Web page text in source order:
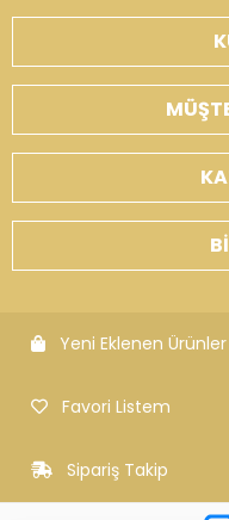
Yeni Eklenen Ürünler
Favori Listem
Sipariş Takip